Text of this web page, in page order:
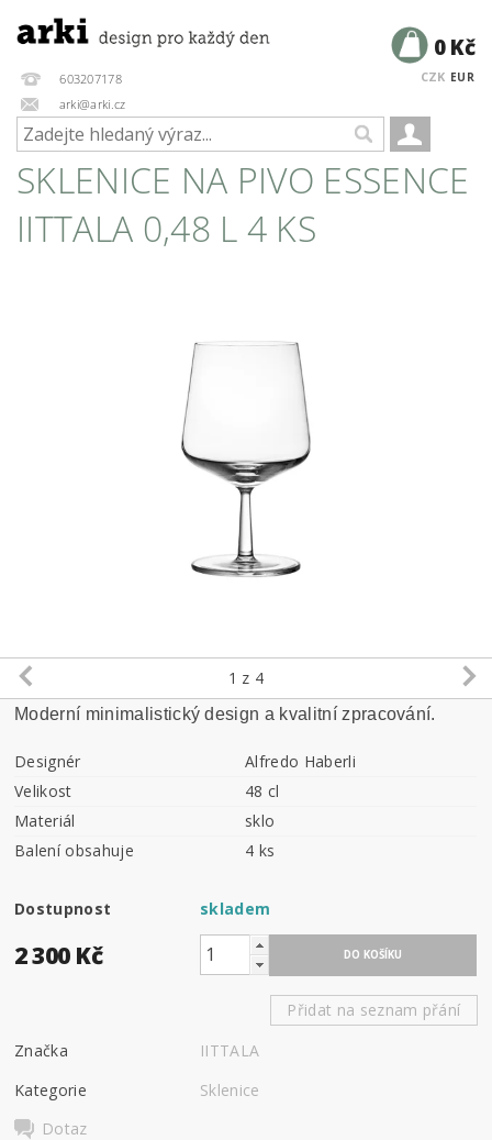
603207178
arki@arki.cz
CZK EUR
0 Kč
SKLENICE NA PIVO ESSENCE
IITTALA 0,48 L 4 KS
1 z 4
Moderní minimalistický design a kvalitní zpracování.
Designér
Alfredo Haberli
Velikost
48 cl
Materiál
sklo
Balení obsahuje
4 ks
Dostupnost skladem
2 300 Kč
Přidat na seznam přání
Značka
IITTALA
Kategorie
Sklenice
Dotaz